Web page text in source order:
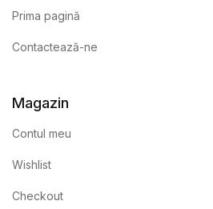
Prima pagină
Contactează-ne
Magazin
Contul meu
Wishlist
Checkout